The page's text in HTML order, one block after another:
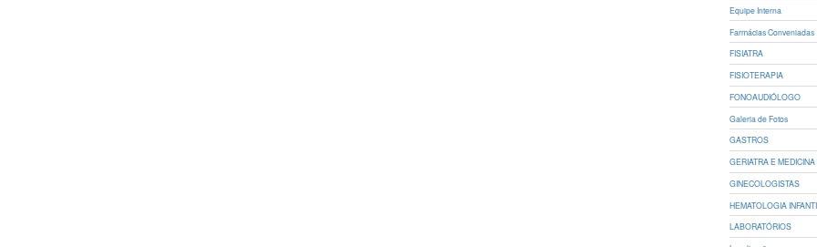
Equipe Interna
Farmácias Conveniadas
FISIATRA
FISIOTERAPIA
FONOAUDIÓLOGO
Galeria de Fotos
GASTROS
GERIATRA E
GINECOLOGISTAS
HEMATOLOGIA
LABORATÓRIOS